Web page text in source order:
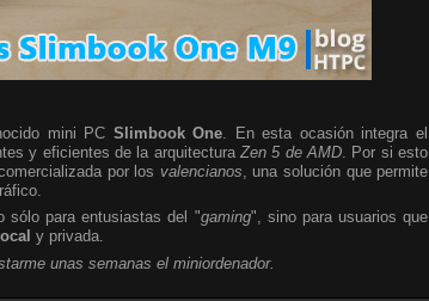
mini PC Slimbook One . En esta ocasión integra el
y eficientes de la arquitecturaZen 5 de AMD . Por si esto
por los valencianos , una solución que permite
sólo para entusiastas del "gaming", sino para usuarios que
y privada.
unas semanas el miniordenador.